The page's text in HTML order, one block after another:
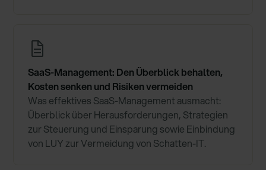
SaaS-Management: Den Überblick behalten,
Kosten senken und Risiken vermeiden
Was effektives SaaS-Management ausmacht:
Überblick über Herausforderungen, Strategien
zur Steuerung und Einsparung sowie Einbindung
von LUY zur Vermeidung von Schatten-IT.